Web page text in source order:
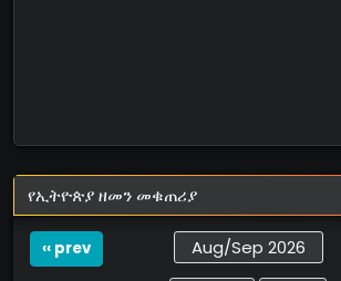
የኢትዮጵያ ዘመን መቁጠሪያ
‹‹ prev Aug/Sep 2026